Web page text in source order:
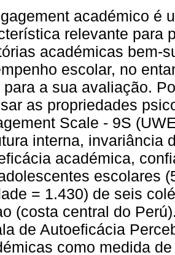
académico é
relevante para
académicas bem-
escolar, no
para a sua avaliação.
as propriedades
Scale - 9S
interna, invariância
académica,
escolares
= 1.430) de seis
(costa central do
de Autoeficácia
como medida